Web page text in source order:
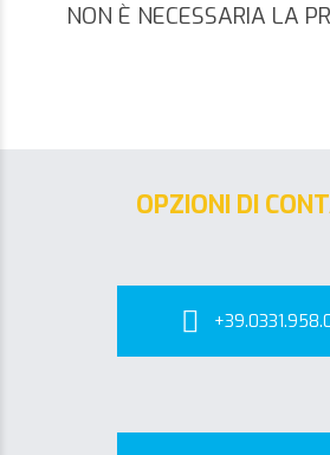
NON È NECESSARIA LA
OPZIONI DI